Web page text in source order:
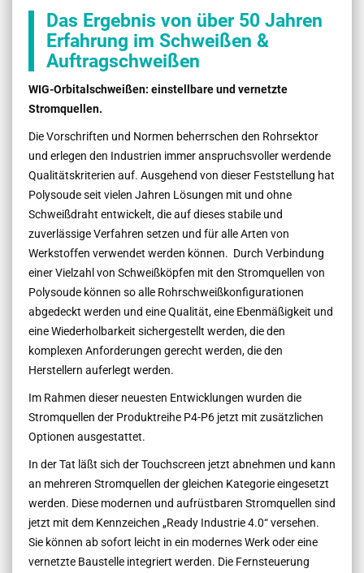
Das Ergebnis von über 50 Jahren
Erfahrung im Schweißen &
Auftragschweißen
WIG-Orbitalschweißen: einstellbare und vernetzte
Stromquellen.
Die Vorschriften und Normen beherrschen den Rohrsektor
und erlegen den Industrien immer anspruchsvoller werdende
Qualitätskriterien auf. Ausgehend von dieser Feststellung hat
Polysoude seit vielen Jahren Lösungen mit und ohne
Schweißdraht entwickelt, die auf dieses stabile und
zuverlässige Verfahren setzen und für alle Arten von
Werkstoffen verwendet werden können. Durch Verbindung
einer Vielzahl von Schweißköpfen mit den Stromquellen von
Polysoude können so alle Rohrschweißkonfigurationen
abgedeckt werden und eine Qualität, eine Ebenmäßigkeit und
eine Wiederholbarkeit sichergestellt werden, die den
komplexen Anforderungen gerecht werden, die den
Herstellern auferlegt werden.
Im Rahmen dieser neuesten Entwicklungen wurden die
Stromquellen der Produktreihe P4-P6 jetzt mit zusätzlichen
Optionen ausgestattet.
In der Tat läßt sich der Touchscreen jetzt abnehmen und kann
an mehreren Stromquellen der gleichen Kategorie eingesetzt
werden. Diese modernen und aufrüstbaren Stromquellen sind
jetzt mit dem Kennzeichen „Ready Industrie 4.0“ versehen.
Sie können ab sofort leicht in ein modernes Werk oder eine
vernetzte Baustelle integriert werden. Die Fernsteuerung